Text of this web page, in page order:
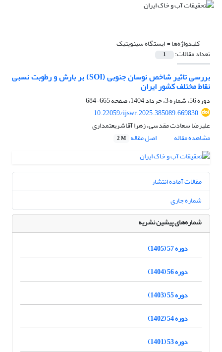
کلیدواژه‌ها =‌ ایستگاه سینوپتیک
تعداد مقالات: 1
بررسی تاثیر شاخص نوسان جنوبی (SOI) بر بارش و رطوبت نسبی
نقاط مختلف کشور ایران
دوره 56، شماره 3، خرداد 1404، صفحه
665-684
10.22059/ijswr.2025.385089.669830
علیرضا سعادت مقدسی، زهرا آقاشریعتمداری
مشاهده مقاله
اصل مقاله 2 M
مقالات آماده انتشار
شماره جاری
شماره‌های پیشین نشریه
دوره 57 (1405)
دوره 56 (1404)
دوره 55 (1403)
دوره 54 (1402)
دوره 53 (1401)